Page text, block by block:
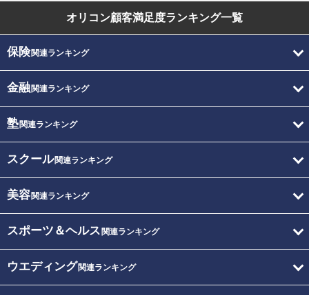
オリコン顧客満足度ランキング一覧
保険関連ランキング
金融関連ランキング
塾関連ランキング
スクール関連ランキング
美容関連ランキング
スポーツ＆ヘルス 関連ランキング
ウエディング関連ランキング